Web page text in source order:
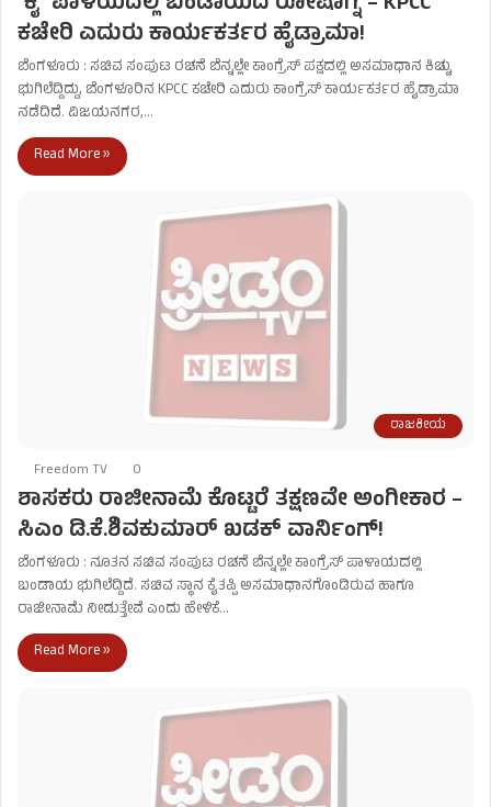
ಕಚೇರಿ ಎದುರು ಕಾರ್ಯಕರ್ತರ ಹೈಡ್ರಾಮಾ!
ಬೆಂಗಳೂರು : ಸಚಿವ ಸಂಪುಟ ರಚನೆ ಬೆನ್ನಲ್ಲೇ ಕಾಂಗ್ರೆಸ್ ಪಕ್ಷದಲ್ಲಿ ಅಸಮಾಧಾನ ಕಿಚ್ಚು
ಭುಗಿಲೆದ್ದಿದ್ದು, ಬೆಂಗಳೂರಿನ KPCC ಕಚೇರಿ ಎದುರು ಕಾಂಗ್ರೆಸ್‌ ಕಾರ್ಯಕರ್ತರ ಹೈಡ್ರಾಮಾ
ನಡೆದಿದೆ. ವಿಜಯನಗರ,…
Read More »
ರಾಜಕೀಯ
Freedom TV 0
ಶಾಸಕರು ರಾಜೀನಾಮೆ ಕೊಟ್ಟರೆ ತಕ್ಷಣವೇ ಅಂಗೀಕಾರ –
ಸಿಎಂ ಡಿ.ಕೆ.ಶಿವಕುಮಾರ್ ಖಡಕ್ ವಾರ್ನಿಂಗ್!
ಬೆಂಗಳೂರು : ನೂತನ ಸಚಿವ ಸಂಪುಟ ರಚನೆ ಬೆನ್ನಲ್ಲೇ ಕಾಂಗ್ರೆಸ್‌ ಪಾಳಾಯದಲ್ಲಿ
ಬಂಡಾಯ ಭುಗಿಲೆದ್ದಿದೆ. ಸಚಿವ ಸ್ಥಾನ ಕೈತಪ್ಪಿ ಅಸಮಾಧಾನಗೊಂಡಿರುವ ಹಾಗೂ
ರಾಜೀನಾಮೆ ನೀಡುತ್ತೇವೆ ಎಂದು ಹೇಳಿಕೆ…
Read More »